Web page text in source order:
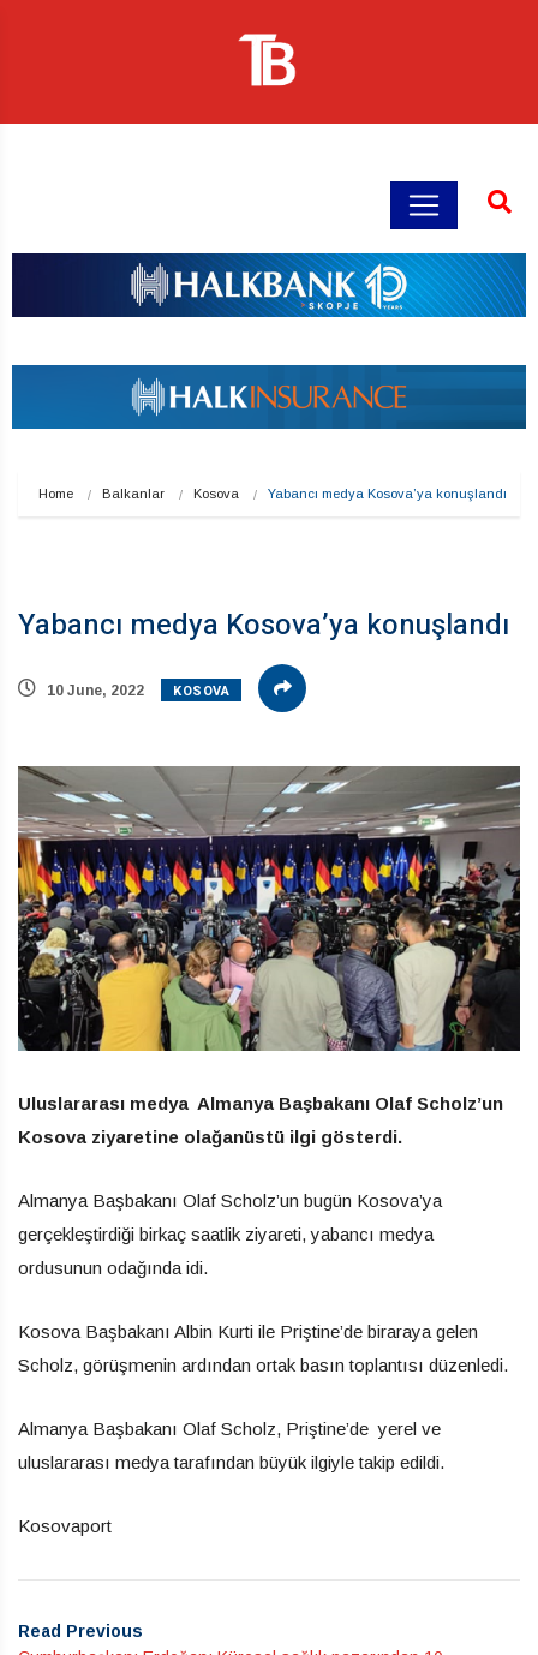
Home Balkanlar Kosova Yabancı medya Kosova’ya konuşlandı
Yabancı medya Kosova’ya konuşlandı
10 June, 2022 KOSOVA
Uluslararası medya Almanya Başbakanı Olaf Scholz’un
Kosova ziyaretine olağanüstü ilgi gösterdi.
Almanya Başbakanı Olaf Scholz’un bugün Kosova’ya
gerçekleştirdiği birkaç saatlik ziyareti, yabancı medya
ordusunun odağında idi.
Kosova Başbakanı Albin Kurti ile Priştine’de biraraya gelen
Scholz, görüşmenin ardından ortak basın toplantısı düzenledi.
Almanya Başbakanı Olaf Scholz, Priştine’de yerel ve
uluslararası medya tarafından büyük ilgiyle takip edildi.
Kosovaport
Read Previous